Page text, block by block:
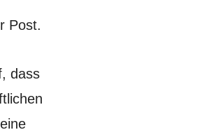
Post.
dass